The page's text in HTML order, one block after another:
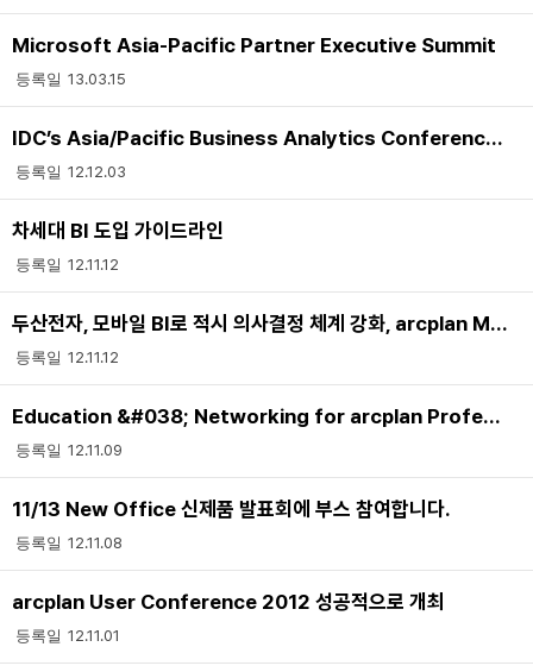
Microsoft Asia-Pacific Partner Executive Summit
13.03.15
IDC’s Asia/Pacific Business Analytics Conference 2012 참여
12.12.03
차세대 BI 도입 가이드라인
12.11.12
두산전자, 모바일 BI로 적시 의사결정 체계 강화, arcplan Mobile 도입
12.11.12
Education &#038; Networking for arcplan Professionals
12.11.09
11/13 New Office 신제품 발표회에 부스 참여합니다.
12.11.08
arcplan User Conference 2012 성공적으로 개최
12.11.01